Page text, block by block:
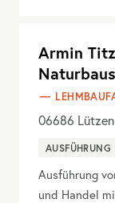
Armin
06686 Lützen
AUSFÜHRUNG
Ausführung
und Handel